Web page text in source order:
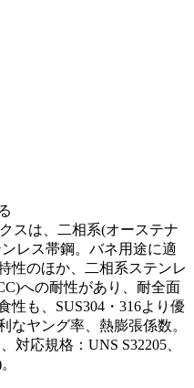
スは、二相系(オーステナ
レス帯鋼。バネ用途に適
性のほか、二相系ステンレ
への耐性があり、耐全面
性も、SUS304・316より優
なヤング率、熱膨張係数。
対応規格：UNS S32205、